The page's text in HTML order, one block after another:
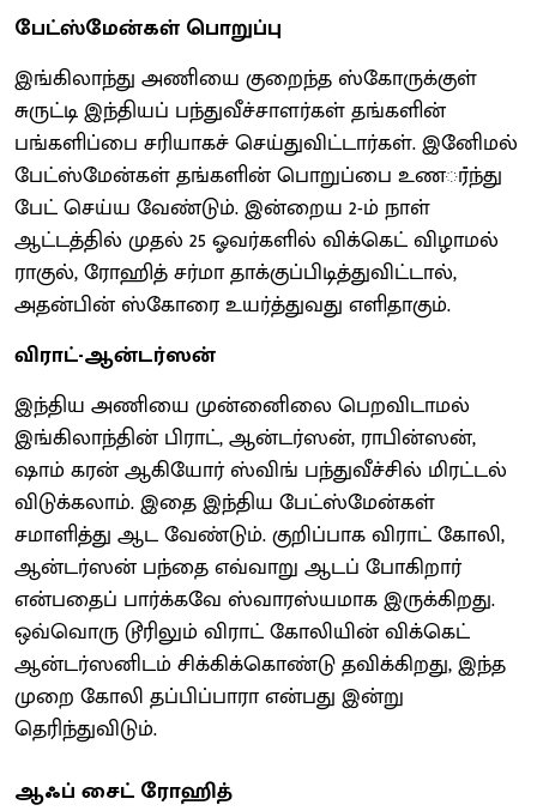
பேட்ஸ்மேன்கள் பொறுப்பு
இங்கிலாந்து அணியை குறைந்த ஸ்கோருக்குள்
சுருட்டி இந்தியப் பந்துவீச்சாளர்கள் தங்களின்
பங்களிப்பை சரியாகச் செய்துவிட்டார்கள். இனிேமல்
பேட்ஸ்மேன்கள் தங்களின் பொறுப்பை உணர்்ந்து
பேட் செய்ய வேண்டும். இன்றைய 2-ம் நாள்
ஆட்டத்தில் முதல் 25 ஓவர்களில் விக்கெட் விழாமல்
ராகுல், ரோஹித் சர்மா தாக்குப்பிடித்துவிட்டால்,
அதன்பின் ஸ்கோரை உயர்த்துவது எளிதாகும்.
விராட்-ஆன்டர்ஸன்
இந்திய அணியை முன்னிைலை பெறவிடாமல்
இங்கிலாந்தின் பிராட், ஆன்டர்ஸன், ராபின்ஸன்,
ஷாம் கரன் ஆகியோர் ஸ்விங் பந்துவீச்சில் மிரட்டல்
விடுக்கலாம். இதை இந்திய பேட்ஸ்மேன்கள்
சமாளித்து ஆட வேண்டும். குறிப்பாக விராட் கோலி,
ஆன்டர்ஸன் பந்தை எவ்வாறு ஆடப் போகிறார்
என்பதைப் பார்க்கவே ஸ்வாரஸ்யமாக இருக்கிறது.
ஒவ்வொரு டூரிலும் விராட் கோலியின் விக்கெட்
ஆன்டர்ஸனிடம் சிக்கிக்கொண்டு தவிக்கிறது, இந்த
முறை கோலி தப்பிப்பாரா என்பது இன்று
தெரிந்துவிடும்.
ஆஃப் சைட் ரோஹித்